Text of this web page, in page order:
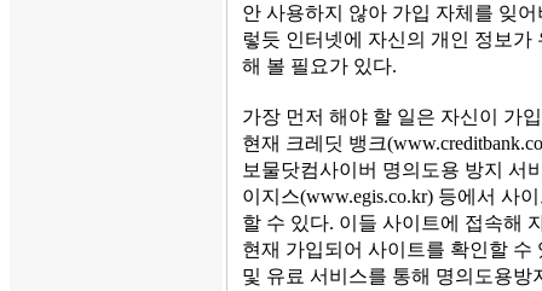
안 사용하지 않아 가입 자체를 잊
렇듯 인터넷에 자신의 개인 정보
해 볼 필요가 있다.
가장 먼저 해야 할 일은 자신이 가
현재 크레딧 뱅크
보물닷컴사이버 명의도용 방지 서
이지스(www.egis.co.kr) 등에서 사
할 수 있다. 이들 사이트에 접속해
현재 가입되어 사이트를 확인할
및 유료 서비스를 통해 명의도용